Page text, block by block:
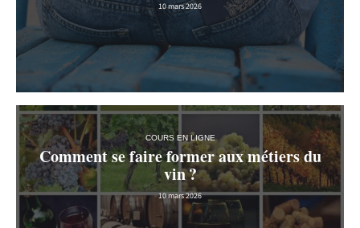
10 mars 2026
COURS EN LIGNE
Comment se faire former aux métiers du
vin ?
10 mars 2026